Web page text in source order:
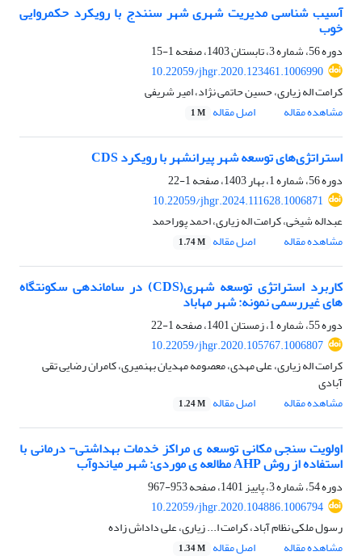
آسیب شناسی مدیریت شهری شهر سنندج با رویکرد حکمروایی
خوب
دوره 56، شماره 3، تابستان 1403، صفحه
1-15
10.22059/jhgr.2020.123461.1006990
کرامت اله زیاری، حسین حاتمی نژاد، امیر شریفی
مشاهده مقاله
اصل مقاله 1 M
استراتژی‌های توسعه شهر پیرانشهر با رویکرد CDS
دوره 56، شماره 1، بهار 1403، صفحه
1-22
10.22059/jhgr.2024.111628.1006871
عبداله شیخی، کرامت اله زیاری، احمد پوراحمد
مشاهده مقاله
اصل مقاله 1.74 M
کاربرد استراتژی توسعه شهری(CDS) در ساماندهی سکونتگاه
های غیررسمی نمونه: شهر مهاباد
دوره 55، شماره 1، زمستان 1401، صفحه
1-22
10.22059/jhgr.2020.105767.1006807
کرامت اله زیاری، علی مهدی، معصومه مهدیان بهنمیری، کامران رضایی تقی
آبادی
مشاهده مقاله
اصل مقاله 1.24 M
اولویت سنجی مکانی توسعه ی مراکز خدمات بهداشتی- درمانی با
استفاده از روش AHP مطالعه ی موردی: شهر میاندوآب
دوره 54، شماره 3، پاییز 1401، صفحه
953-967
10.22059/jhgr.2020.104886.1006794
رسول ملکی نظام آباد، کرامت ا... زیاری، علی داداش زاده
مشاهده مقاله
اصل مقاله 1.34 M